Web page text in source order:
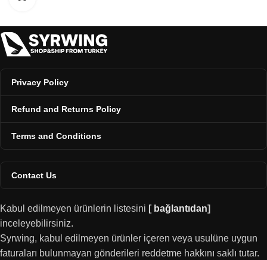
Privacy Policy
Refund and Returns Policy
Terms and Conditions
Contact Us
Kabul edilmeyen ürünlerin listesini [ bağlantıdan]
inceleyebilirsiniz.
Syrwing, kabul edilmeyen ürünler içeren veya usulüne uygun
faturaları bulunmayan gönderileri reddetme hakkını saklı tutar.